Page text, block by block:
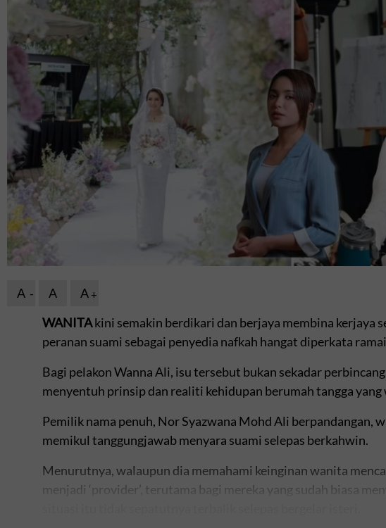
A A
A
WANITAkini semakin berdikari dan berjaya membina kerjaya
peranan suami sebagai penyedia nafkah hangat diperkata
Bagi pelakon Wanna Ali, isu tersebut bukan sekadar
menyentuh prinsip dan realiti kehidupan berumah tangga
Pemilik nama penuh, Nor Syazwana Mohd Ali berpandangan,
memikul tanggungjawab menyara suami selepas berkahwin.
Menurutnya, walaupun dia memahami keinginan wanita
menjadi ‘provider’, terutama bagi mereka yang sudah biasa